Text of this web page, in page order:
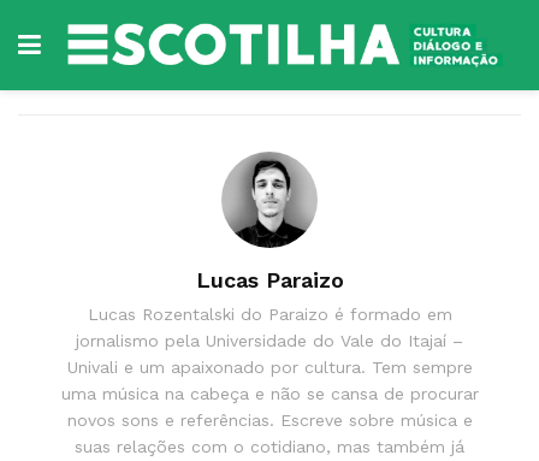
Lucas Paraizo
Lucas Rozentalski do Paraizo é formado em
jornalismo pela Universidade do Vale do Itajaí –
Univali e um apaixonado por cultura. Tem sempre
uma música na cabeça e não se cansa de procurar
novos sons e referências. Escreve sobre música e
suas relações com o cotidiano, mas também já